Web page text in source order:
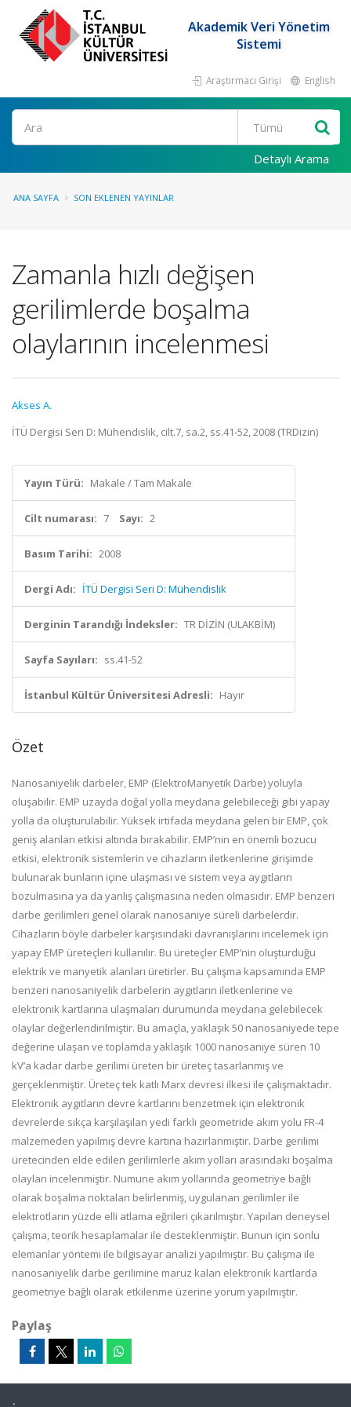
Akademik Veri Yönetim
Sistemi
Araştırmacı Girişi English
Ara
Detaylı Arama
ANA SAYFA SON EKLENEN YAYINLAR
Zamanla hızlı değişen
gerilimlerde boşalma
olaylarının incelenmesi
Akses A.
İTÜ Dergisi Seri D: Mühendislik, cilt.7, sa.2, ss.41-52, 2008 (TRDizin)
Yayın Türü: Makale / Tam Makale
Cilt numarası: 7 Sayı: 2
Basım Tarihi: 2008
Dergi Adı: İTÜ Dergisi Seri D: Mühendislik
Derginin Tarandığı İndeksler: TR DİZİN (ULAKBİM)
Sayfa Sayıları: ss.41-52
İstanbul Kültür Üniversitesi Adresli: Hayır
Özet
Nanosaniyelik darbeler, EMP (ElektroManyetik Darbe) yoluyla
oluşabilir. EMP uzayda doğal yolla meydana gelebileceği gibi yapay
yolla da oluşturulabilir. Yüksek irtifada meydana gelen bir EMP, çok
geniş alanları etkisi altında bırakabilir. EMP’nin en önemli bozucu
etkisi, elektronik sistemlerin ve cihazların iletkenlerine girişimde
bulunarak bunların içine ulaşması ve sistem veya aygıtların
bozulmasına ya da yanlış çalışmasına neden olmasıdır. EMP benzeri
darbe gerilimleri genel olarak nanosaniye süreli darbelerdir.
Cihazların böyle darbeler karşısındaki davranışlarını incelemek için
yapay EMP üreteçleri kullanılır. Bu üreteçler EMP’nin oluşturduğu
elektrik ve manyetik alanları üretirler. Bu çalışma kapsamında EMP
benzeri nanosaniyelik darbelerin aygıtların iletkenlerine ve
elektronik kartlarına ulaşmaları durumunda meydana gelebilecek
olaylar değerlendirilmiştir. Bu amaçla, yaklaşık 50 nanosaniyede tepe
değerine ulaşan ve toplamda yaklaşık 1000 nanosaniye süren 10
kV’a kadar darbe gerilimi üreten bir üreteç tasarlanmış ve
gerçeklenmiştir. Üreteç tek katlı Marx devresi ilkesi ile çalışmaktadır.
Elektronik aygıtların devre kartlarını benzetmek için elektronik
devrelerde sıkça karşılaşılan yedi farklı geometride akım yolu FR-4
malzemeden yapılmış devre kartına hazırlanmıştır. Darbe gerilimi
üretecinden elde edilen gerilimlerle akım yolları arasındaki boşalma
olayları incelenmiştir. Numune akım yollarında geometriye bağlı
olarak boşalma noktaları belirlenmiş, uygulanan gerilimler ile
elektrotların yüzde elli atlama eğrileri çıkarılmıştır. Yapılan deneysel
çalışma, teorik hesaplamalar ile desteklenmiştir. Bunun için sonlu
elemanlar yöntemi ile bilgisayar analizi yapılmıştır. Bu çalışma ile
nanosaniyelik darbe gerilimine maruz kalan elektronik kartlarda
geometriye bağlı olarak etkilenme üzerine yorum yapılmıştır.
Paylaş